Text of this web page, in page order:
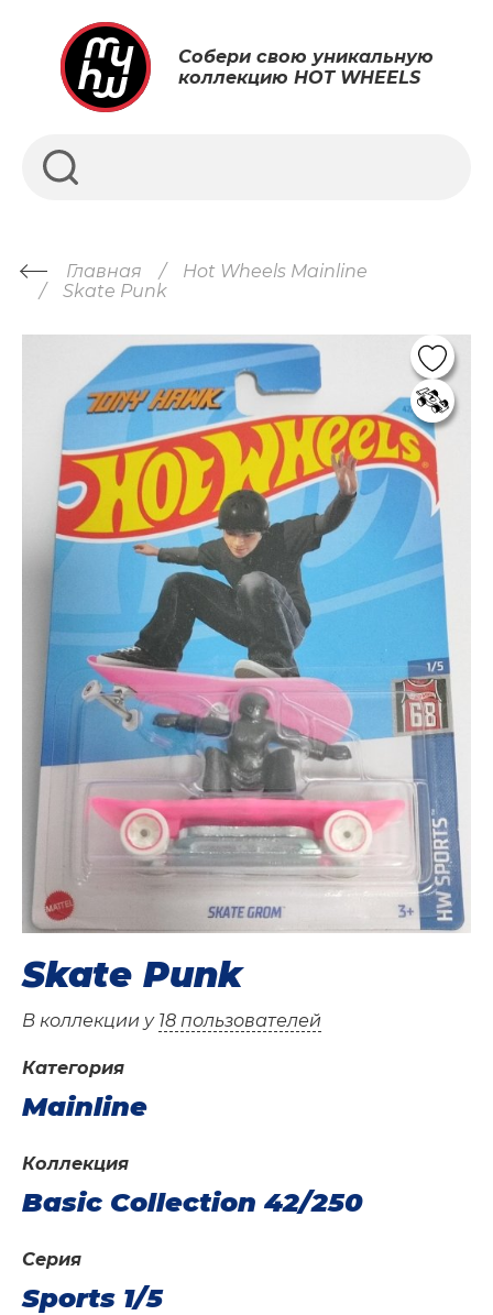
Собери свою уникальную
коллекцию HOT WHEELS
Главная
Hot Wheels Mainline
Skate Punk
Skate Punk
В коллекции у 18 пользователей
Категория
Mainline
Коллекция
Basic Collection 42/250
Серия
Sports 1/5